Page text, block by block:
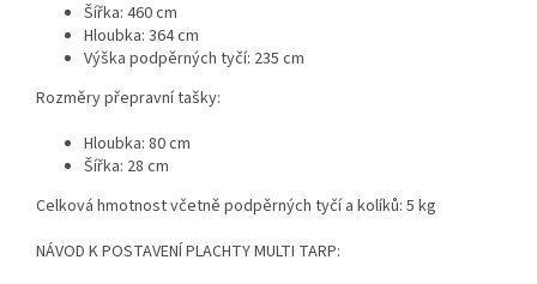
Šířka: 460 cm
Hloubka: 364 cm
Výška podpěrných tyčí: 235 cm
Rozměry přepravní tašky:
Hloubka: 80 cm
Šířka: 28 cm
Celková hmotnost včetně podpěrných tyčí a kolíků: 5 kg
NÁVOD K POSTAVENÍ PLACHTY MULTI TARP: